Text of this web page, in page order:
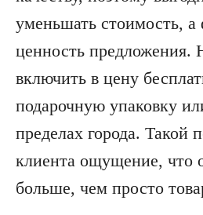
уменьшать стоимость, а
ценность предложения.
включить в цену
подарочную упаковку
пределах города. Такой
клиента ощущение, что
больше, чем просто